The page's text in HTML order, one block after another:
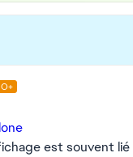
est souvent lié